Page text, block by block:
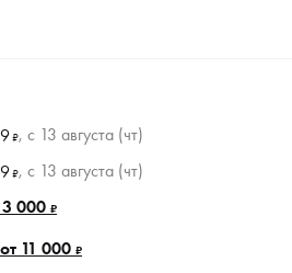
₽, c 13 августа (чт)
₽, c 13 августа (чт)
000 ₽
11 000 ₽